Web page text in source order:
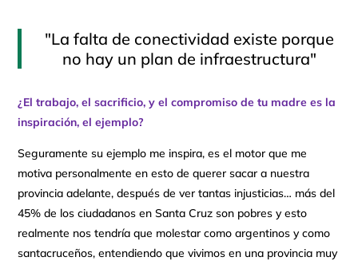
"La falta de conectividad existe porque
no hay un plan de infraestructura"
¿El trabajo, el sacrificio, y el compromiso de tu madre es la
inspiración, el ejemplo?
Seguramente su ejemplo me inspira, es el motor que me
motiva personalmente en esto de querer sacar a nuestra
provincia adelante, después de ver tantas injusticias… más del
45% de los ciudadanos en Santa Cruz son pobres y esto
realmente nos tendría que molestar como argentinos y como
santacruceños, entendiendo que vivimos en una provincia muy